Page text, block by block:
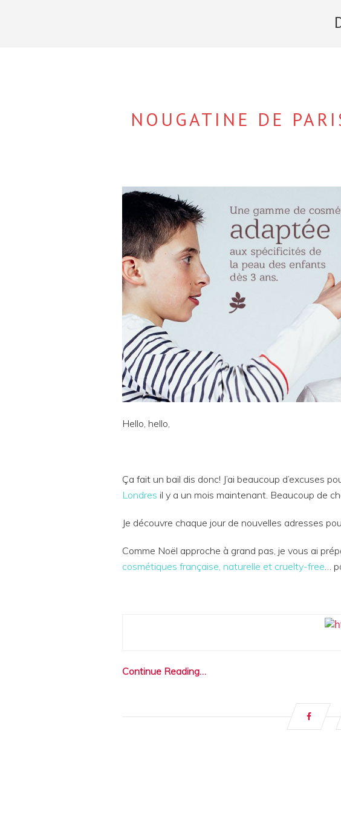
NOUGATINE DE
Hello, hello,
Ça fait un bail dis donc! J’ai beaucoup d’excuses
Londres il y a un mois maintenant. Beaucoup de
Je découvre chaque jour de nouvelles adresses
Comme Noël approche à grand pas, je vous ai
cosmétiques française, naturelle et cruelty-free…
Continue Reading…